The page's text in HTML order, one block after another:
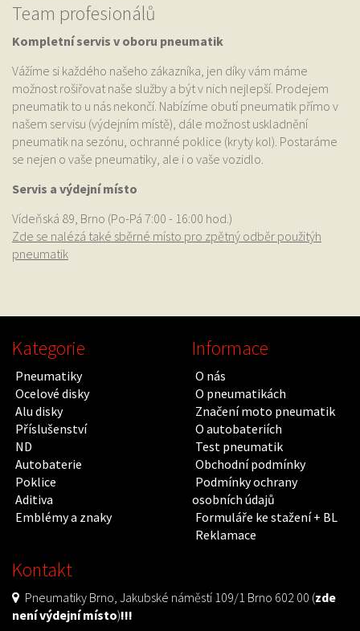
Team profesionálů
Kompletní servis v oboru pneumatik
Vážíme si každého našeho zákazníka, jen díky vám máme
možnost rošiřovat naše služby a být v nich nejlepší. Prodejem
pneumatik to u nás nekončí. Nabízíme obutí pneumatik přímo v
našem servisu (výdejním místě), dále možnost uskladnění
pneumatik na sezónu, ochranné poklice (kryty kol). Postaráme
se nejen o vaše pneumatiky, ale i o vaše vozidlo.
Servis a výdejní místo
Vídeňská 89, Brno (Po-Pá 7:00 - 16:00 hod.)
Zde se nalézá také sběrné místo pro zpětný odběr použitýh
pneumatik
Kategorie
Pneumatiky
Ocelové disky
Alu disky
Příslušenství
ND
Autobaterie
Poklice
Aditiva
Emblémy a znaky
Informace
O nás
O pneumatikách
Značení moto pneumatik
O autobateriích
Test pneumatik
Obchodní podmínky
Podmínky ochrany
osobních údajů
Formuláře ke stažení + BL
Reklamace
Kontakt
Pneumatiky Brno, Jakubské náměstí 109/1 Brno 602 00 (zde
není výdejní místo)!!!